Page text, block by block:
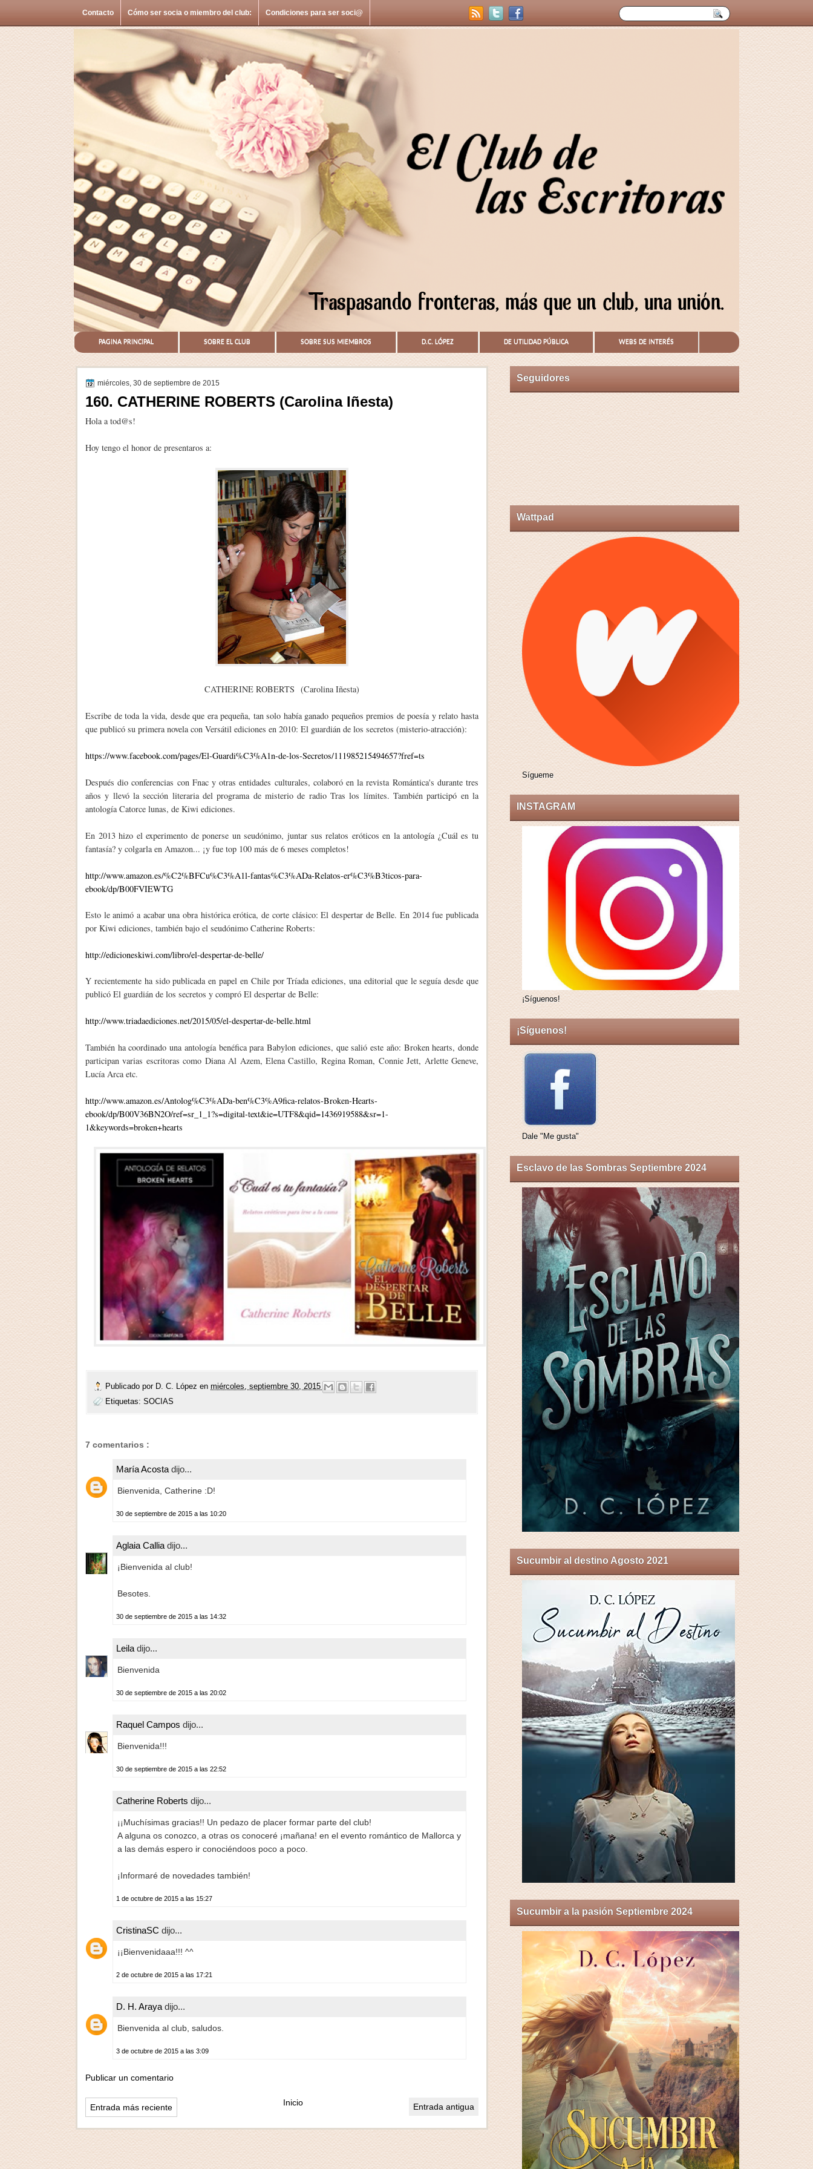
Contacto Cómo ser socia o miembro del club: Condiciones para ser soci@
PAGINA PRINCIPAL SOBRE EL CLUB SOBRE SUS MIEMBROS D.C. LÓPEZ DE UTILIDAD PÚBLICA WEBS DE INTERÉS
miércoles, 30 de septiembre de 2015
160. CATHERINE ROBERTS (Carolina Iñesta)
Hola a tod@s!
Hoy tengo el honor de presentaros a:
CATHERINE ROBERTS (Carolina Iñesta)
Escribe de toda la vida, desde que era pequeña, tan solo había ganado pequeños premios de poesía y relato hasta
que publicó su primera novela con Versátil ediciones en 2010: El guardián de los secretos (misterio-atracción):
https://www.facebook.com/pages/El-Guardi%C3%A1n-de-los-Secretos/111985215494657?fref=ts
Después dio conferencias con Fnac y otras entidades culturales, colaboró en la revista Romántica's durante tres
años y llevó la sección literaria del programa de misterio de radio Tras los límites. También participó en la
antología Catorce lunas, de Kiwi ediciones.
En 2013 hizo el experimento de ponerse un seudónimo, juntar sus relatos eróticos en la antología ¿Cuál es tu
fantasía? y colgarla en Amazon... ¡y fue top 100 más de 6 meses completos!
http://www.amazon.es/%C2%BFCu%C3%A1l-fantas%C3%ADa-Relatos-er%C3%B3ticos-para-
ebook/dp/B00FVIEWTG
Esto le animó a acabar una obra histórica erótica, de corte clásico: El despertar de Belle. En 2014 fue publicada
por Kiwi ediciones, también bajo el seudónimo Catherine Roberts:
http://edicioneskiwi.com/libro/el-despertar-de-belle/
Y recientemente ha sido publicada en papel en Chile por Tríada ediciones, una editorial que le seguía desde que
publicó El guardián de los secretos y compró El despertar de Belle:
http://www.triadaediciones.net/2015/05/el-despertar-de-belle.html
También ha coordinado una antología benéfica para Babylon ediciones, que salió este año: Broken hearts, donde
participan varias escritoras como Diana Al Azem, Elena Castillo, Regina Roman, Connie Jett, Arlette Geneve,
Lucía Arca etc.
http://www.amazon.es/Antolog%C3%ADa-ben%C3%A9fica-relatos-Broken-Hearts-
ebook/dp/B00V36BN2O/ref=sr_1_1?s=digital-text&ie=UTF8&qid=1436919588&sr=1-
1&keywords=broken+hearts
Publicado por D. C. López en miércoles, septiembre 30, 2015
Etiquetas: SOCIAS
7 comentarios :
María Acosta dijo...
Bienvenida, Catherine :D!
30 de septiembre de 2015 a las 10:20
Aglaia Callia dijo...
¡Bienvenida al club!
Besotes.
30 de septiembre de 2015 a las 14:32
Leila dijo...
Bienvenida
30 de septiembre de 2015 a las 20:02
Raquel Campos dijo...
Bienvenida!!!
30 de septiembre de 2015 a las 22:52
Catherine Roberts dijo...
¡¡Muchísimas gracias!! Un pedazo de placer formar parte del club!
A alguna os conozco, a otras os conoceré ¡mañana! en el evento romántico de Mallorca y
a las demás espero ir conociéndoos poco a poco.
¡Informaré de novedades también!
1 de octubre de 2015 a las 15:27
CristinaSC dijo...
¡¡Bienvenidaaa!!! ^^
2 de octubre de 2015 a las 17:21
D. H. Araya dijo...
Bienvenida al club, saludos.
3 de octubre de 2015 a las 3:09
Publicar un comentario
Entrada más reciente Entrada antigua
Inicio
Seguidores
Wattpad
Sígueme
INSTAGRAM
¡Síguenos!
¡Síguenos!
Dale "Me gusta"
Esclavo de las Sombras Septiembre 2024
Sucumbir al destino Agosto 2021
Sucumbir a la pasión Septiembre 2024